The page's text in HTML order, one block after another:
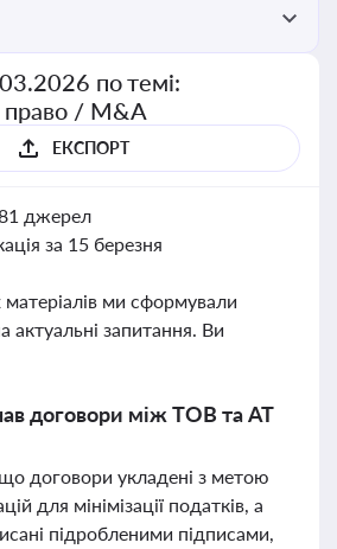
по темі:
право / M&A
ЕКСПОРТ
джерел
за 15 березня
матеріалів ми сформували
актуальні запитання. Ви
договори між ТОВ та АТ
договори укладені з метою
для мінімізації податків, а
підробленими підписами,